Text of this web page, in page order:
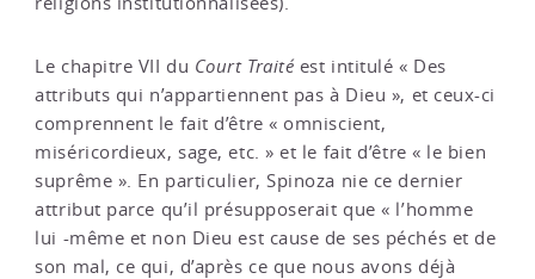
Le chapitre VII du Court Traitéest intitulé « Des
attributs qui n’appartiennent pas à Dieu », et ceux-ci
comprennent le fait d’être « omniscient,
miséricordieux, sage, etc. » et le fait d’être « le bien
suprême ». En particulier, Spinoza nie ce dernier
attribut parce qu’il présupposerait que « l’homme
lui -même et non Dieu est cause de ses péchés et de
son mal, ce qui, d’après ce que nous avons déjà